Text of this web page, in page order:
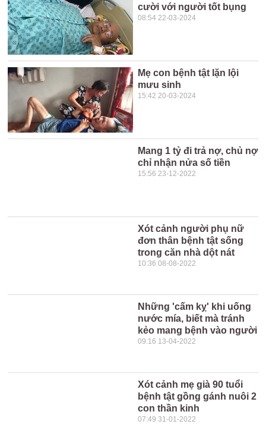
cười với người tốt bụng
08:54 22-03-2024
Mẹ con bệnh tật lặn lội
mưu sinh
15:42 20-03-2024
Mang 1 tỷ đi trả nợ, chủ nợ
chỉ nhận nửa số tiền
15:56 23-12-2022
Xót cảnh người phụ nữ
đơn thân bệnh tật sống
trong căn nhà dột nát
10:36 08-08-2022
Những 'cấm kỵ' khi uống
nước mía, biết mà tránh
kẻo mang bệnh vào người
09:16 13-04-2022
Xót cảnh mẹ già 90 tuổi
bệnh tật gồng gánh nuôi 2
con thần kinh
07:49 31-01-2022